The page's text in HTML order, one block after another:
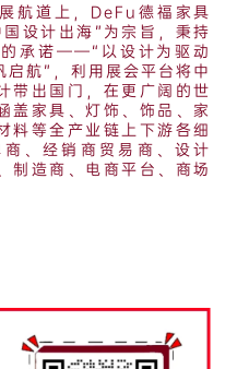
航道上，DeFu德福家具
设计出海”为宗旨，秉持
承诺——“以设计为驱动
航”，利用展会平台将中
带出国门，在更广阔的世
盖家具、灯饰、饰品、家
料等全产业链上下游各细
、经销商贸易商、设计
制造商、电商平台、商场